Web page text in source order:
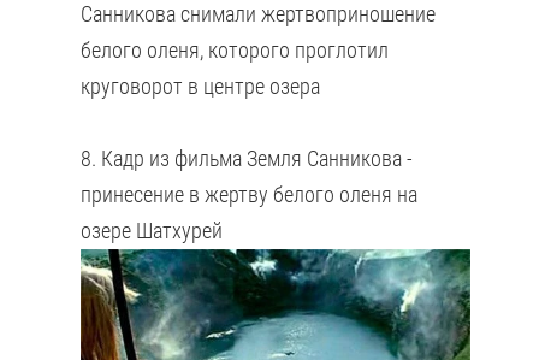
Санникова снимали жертвоприношение
белого оленя, которого проглотил
круговорот в центре озера
8. Кадр из фильма Земля Санникова -
принесение в жертву белого оленя на
озере Шатхурей